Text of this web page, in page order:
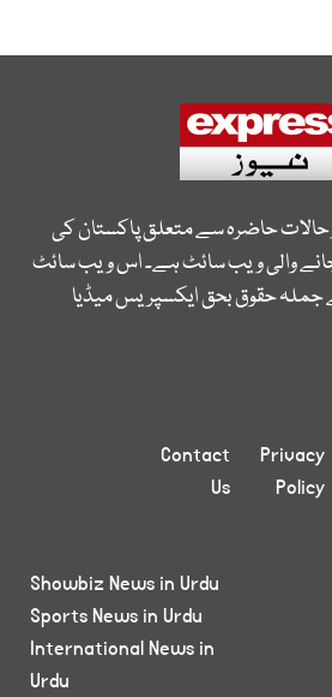
حالات حاضرہ سے متعلق پاکستان کی
والی ویب سائٹ ہے۔ اس ویب سائٹ
جملہ حقوق بحق ایکسپریس میڈیا
Privacy
Policy
Contact
Us
Showbiz News in Urdu
Sports News in Urdu
International News in
Urdu